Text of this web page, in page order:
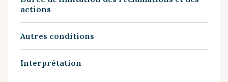
actions
Autres conditions
Interprétation